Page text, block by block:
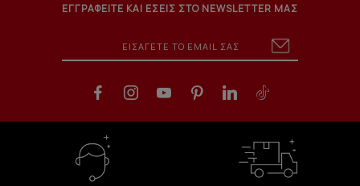
ΕΓΓΡΑΦΕΙΤΕ ΚΑΙ ΕΣΕΙΣ ΣΤΟ NEWSLETTER ΜΑΣ